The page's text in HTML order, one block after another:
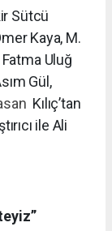
Sütcü
Kaya, M.
Uluğ
Gül,
Kılıç’tan
ile Ali